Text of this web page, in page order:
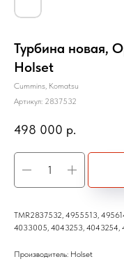
Турбина новая,
Holset
Cummins, Komatsu
Артикул: 2837532
498 000 р.
TMR2837532, 4955513,
4033005, 4043253, 4043254,
Производитель: Holset